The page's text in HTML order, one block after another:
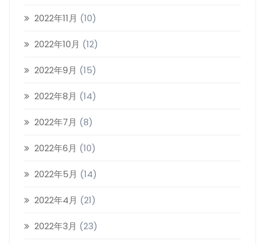
2022年11月 (10)
2022年10月 (12)
2022年9月 (15)
2022年8月 (14)
2022年7月 (8)
2022年6月 (10)
2022年5月 (14)
2022年4月 (21)
2022年3月 (23)